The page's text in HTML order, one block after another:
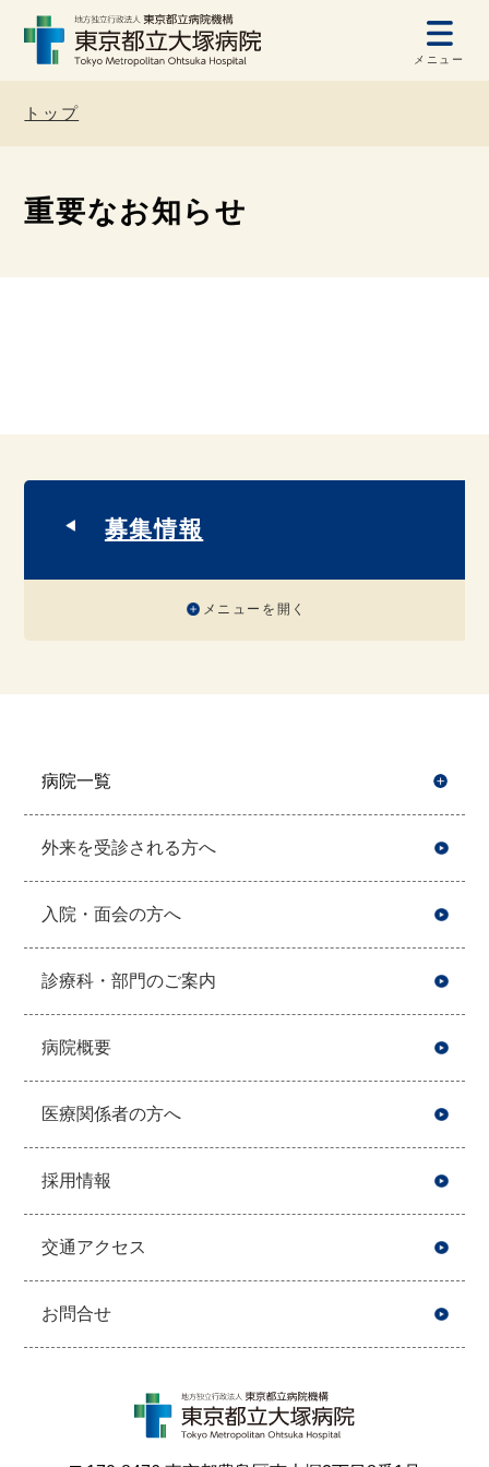
メニュー
トップ
重要なお知らせ
募集情報
メニューを開く
病院一覧
外来を受診される方へ
入院・面会の方へ
診療科・部門のご案内
病院概要
医療関係者の方へ
採用情報
交通アクセス
お問合せ